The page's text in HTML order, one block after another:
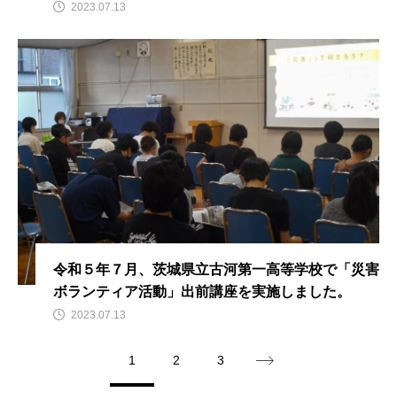
2023.07.13
令和５年７月、茨城県立古河第一高等学校で「災害
ボランティア活動」出前講座を実施しました。
2023.07.13
1 2 3